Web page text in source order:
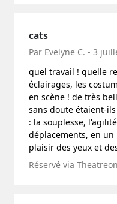
cats
Par Evelyne C. - 3
quel travail ! quelle
éclairages, les
en scène ! de très
sans doute étaient-
: la souplesse,
déplacements, en
plaisir des yeux et
Réservé via